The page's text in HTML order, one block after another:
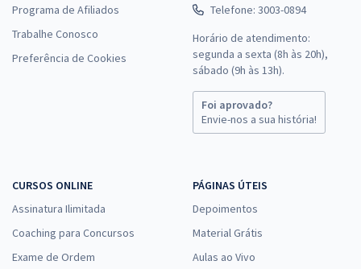
Programa de Afiliados
Trabalhe Conosco
Preferência de Cookies
Telefone: 3003-0894
Horário de atendimento:
segunda a sexta (8h às 20h),
sábado (9h às 13h).
Foi aprovado?
Envie-nos a sua história!
CURSOS ONLINE
Assinatura Ilimitada
Coaching para Concursos
Exame de Ordem
PÁGINAS ÚTEIS
Depoimentos
Material Grátis
Aulas ao Vivo